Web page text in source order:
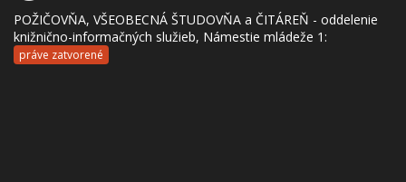
POŽIČOVŇA, VŠEOBECNÁ ŠTUDOVŇA a ČITÁREŇ - oddelenie
knižnično-informačných služieb, Námestie mládeže 1:
práve zatvorené